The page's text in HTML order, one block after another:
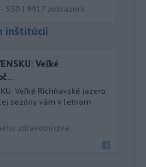
SSD | 9917 zobrazení
inštitúcií
Veľké
Veľké Richňavské jazero
sezóny vám v letnom
zdravotníctva